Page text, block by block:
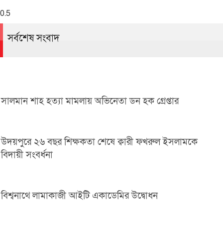
সর্বশেষ সংবাদ
সালমান শাহ হত্যা মামলায় অভিনেতা ডন হক গ্রেপ্তার
উদয়পুরে ২৬ বছর শিক্ষকতা শেষে ক্বারী ফখরুল ইসলামকে
বিদায়ী সংবর্ধনা
বিশ্বনাথে লামাকাজী আইটি একাডেমির উদ্বোধন